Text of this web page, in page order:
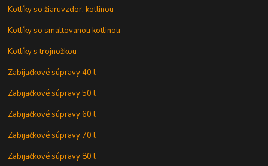
Kotlíky so žiaruvzdor. kotlinou
Kotlíky so smaltovanou kotlinou
Kotlíky s trojnožkou
Zabijačkové súpravy 40 l
Zabijačkové súpravy 50 l
Zabijačkové súpravy 60 l
Zabijačkové súpravy 70 l
Zabijačkové súpravy 80 l